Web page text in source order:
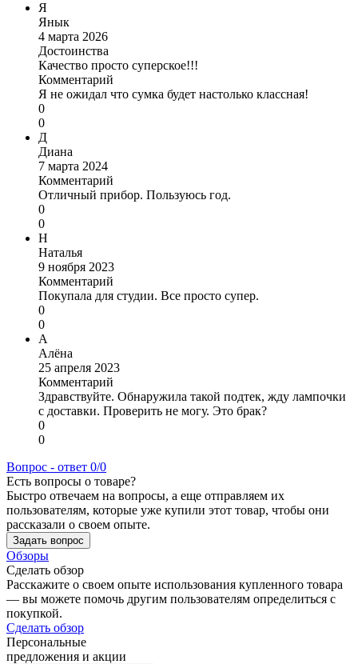
Я
Янык
4 марта 2026
Достоинства
Качество просто суперское!!!
Комментарий
Я не ожидал что сумка будет настолько классная!
0
0
Д
Диана
7 марта 2024
Комментарий
Отличный прибор. Пользуюсь год.
0
0
Н
Наталья
9 ноября 2023
Комментарий
Покупала для студии. Все просто супер.
0
0
А
Алёна
25 апреля 2023
Комментарий
Здравствуйте. Обнаружила такой подтек, жду лампочки
с доставки. Проверить не могу. Это брак?
0
0
Вопрос - ответ 0/0
Есть вопросы о товаре?
Быстро отвечаем на вопросы, а еще отправляем их
пользователям, которые уже купили этот товар, чтобы они
рассказали о своем опыте.
Задать вопрос
Обзоры
Сделать обзор
Расскажите о своем опыте использования купленного товара
— вы можете помочь другим пользователям определиться с
покупкой.
Сделать обзор
Персональные
предложения и акции